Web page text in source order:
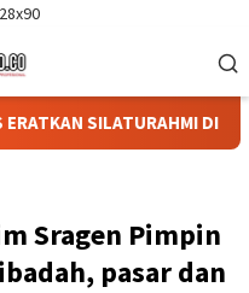
SILATURAHMI DI ACARA
Sragen Pimpin
pasar dan